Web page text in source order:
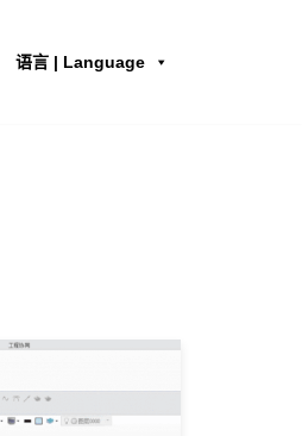
语言 | Language